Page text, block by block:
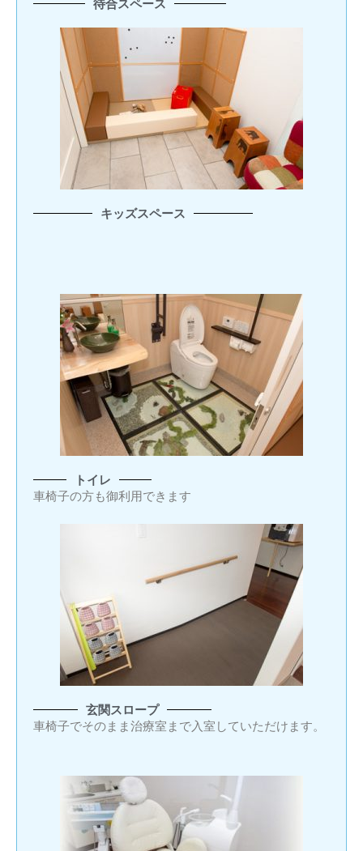
待合スペース
キッズスペース
トイレ
車椅子の方も御利用できます
玄関スロープ
車椅子でそのまま治療室まで入室していただけます。